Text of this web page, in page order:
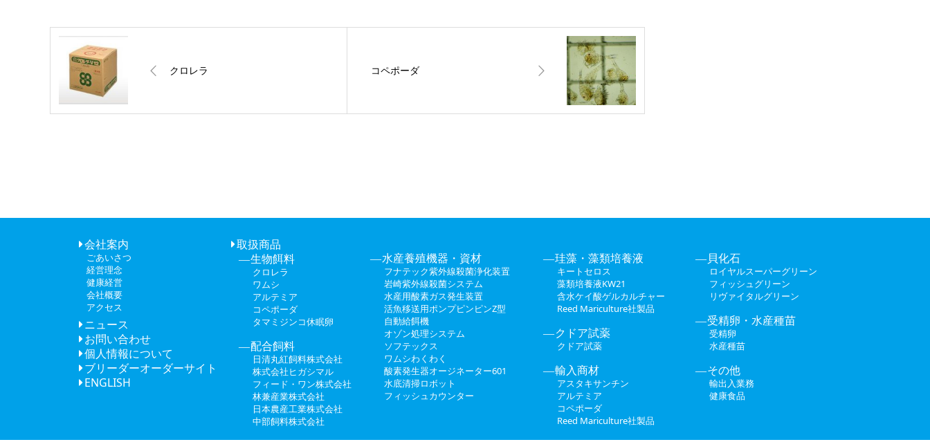
クロレラ コペポーダ
会社案内
ごあいさつ
経営理念
健康経営
会社概要
アクセス
ニュース
お問い合わせ
個人情報について
ブリーダーオーダーサイト
ENGLISH
取扱商品
生物餌料
クロレラ
ワムシ
アルテミア
コペポーダ
タマミジンコ休眠卵
配合飼料
日清丸紅飼料株式会社
株式会社ヒガシマル
フィード・ワン株式会社
林兼産業株式会社
日本農産工業株式会社
中部飼料株式会社
水産養殖機器・資材
フナテック紫外線殺菌浄化装置
岩崎紫外線殺菌システム
水産用酸素ガス発生装置
活魚移送用ポンプピンピンZ型
自動給餌機
オゾン処理システム
ソフテックス
ワムシわくわく
酸素発生器オージネーター601
水底清掃ロボット
フィッシュカウンター
珪藻・藻類培養液
キートセロス
藻類培養液KW21
含水ケイ酸ゲルカルチャー
Reed Mariculture社製品
クドア試薬
クドア試薬
輸入商材
アスタキサンチン
アルテミア
コペポーダ
Reed Mariculture社製品
貝化石
ロイヤルスーパーグリーン
フィッシュグリーン
リヴァイタルグリーン
受精卵・水産種苗
受精卵
水産種苗
その他
輸出入業務
健康食品